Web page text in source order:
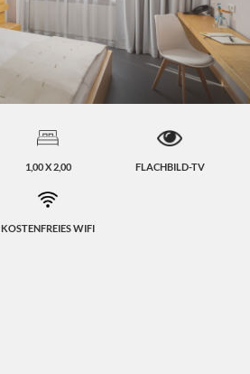
1,00 X 2,00 FLACHBILD-TV
KOSTENFREIES WIFI